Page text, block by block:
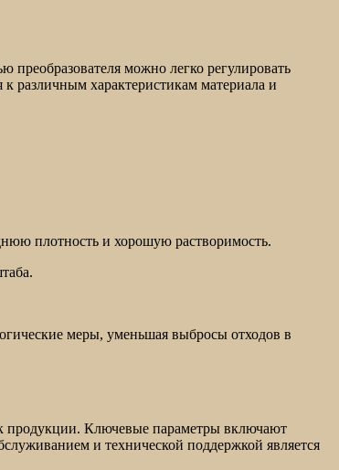
преобразователя можно легко регулировать
различным характеристикам материала и
плотность и хорошую растворимость.
меры, уменьшая выбросы отходов в
к продукции. Ключевые параметры включают
и технической поддержкой является